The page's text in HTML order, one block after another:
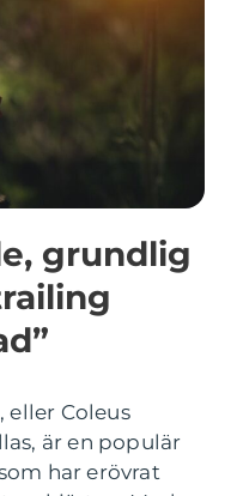
grundlig
eller Coleus
är en populär
har erövrat